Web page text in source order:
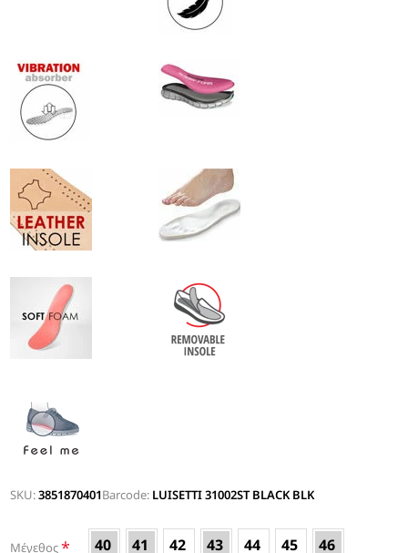
SKU:3851870401Barcode: LUISETTI 31002ST BLACK BLK
Μέγεθος* 40 41 42 43 44 45 46